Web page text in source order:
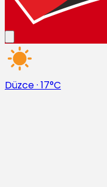
Düzce· 17°C